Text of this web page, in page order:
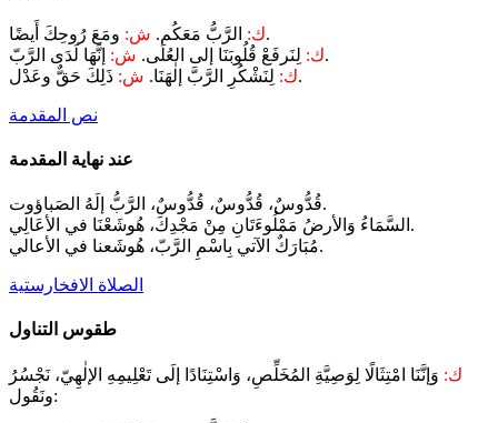
ك: الرَّبُّ مَعَكُم. ش:
ومَعَ رُوحِكَ أَيضًا.
ك: لِنَرفَعْ قُلُوبَنَا إلى العُلَى. ش:
إنَّهَا لَدَى الرَّبّ.
ك: لِنَشْكُرِ الرَّبَّ إلٰهَنَا. ش: ذَلِكَ حَقٌّ وعَدْل.
نص المقدمة
عند نهاية المقدمة
قُدُّوسٌ، قُدُّوسٌ، قُدُّوسٌ، الرَّبُّ إلَهُ الصَباؤوت.
السَّمَاءُ وَالأرضُ مَمْلُوءَتَانِ مِنْ مَجْدِكَ، هُوشَعْنَا في الأعَالِي.
مُبَارَكٌ الآتي بِاسْمِ الرَّبّ، هُوشَعنا في الأعالي.
الصلاة الافخارستية
طقوس التناول
ك: وَإنَّنَا امْتِثَالًا لِوَصِيَّةِ المُخَلِّصِ، وَاسْتِنَادًا إلَى تَعْلِيمِهِ الإلٰهِيّ، نَجْسُرُ
ونَقُول: